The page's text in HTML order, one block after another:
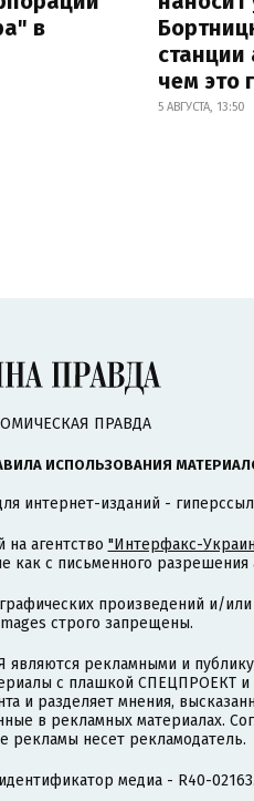
в
станции
чем это
5 АВГУСТА, 13:50
ПРАВДА
ИСПОЛЬЗОВАНИЯ
интернет-изданий -
агентство "Интерфакс-
с письменного разрешения
произведений и/
строго запрещены.
рекламными и
с плашкой СПЕЦПРОЕКТ
и разделяет мнения,
в рекламных материалах.
рекламы несет рекламодатель.
медиа - R40-